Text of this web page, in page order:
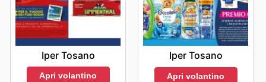
Iper Tosano
Apri volantino
Iper Tosano
Apri volantino